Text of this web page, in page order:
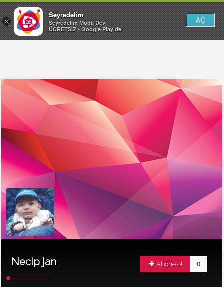
Necip jan Abone ol 0
×
Seyredelim
Seyredelim Mobil Dev
ÜCRETSİZ - Google Play'de
AÇ